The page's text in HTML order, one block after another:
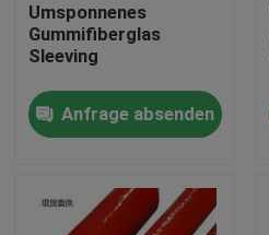
Produkte
Umsponnenes
Gummifiberglas
Sleeving
Anfrage absenden